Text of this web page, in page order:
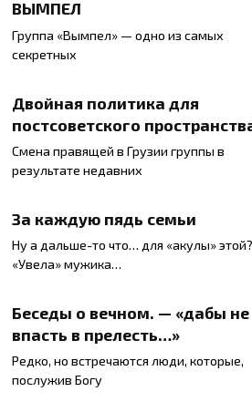
ВЫМПЕЛ
Группа «Вымпел» — одно из самых
секретных
Двойная политика для
постсоветского
Смена правящей в Грузии группы в
результате недавних
За каждую пядь семьи
Ну а дальше-то что… для «акулы» этой?
«Увела» мужика…
Беседы о вечном. — «дабы не
впасть в прелесть…»
Редко, но встречаются люди, которые,
послужив Богу